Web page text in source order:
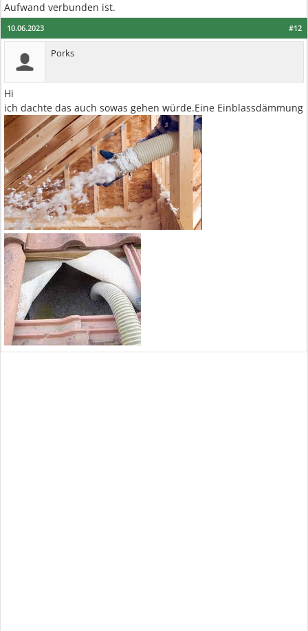
Aufwand verbunden ist.
#12
10.06.2023
Porks
Hi
ich dachte das auch sowas gehen würde.Eine Einblassdämmung